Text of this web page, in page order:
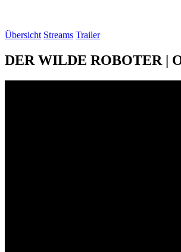
Übersicht Streams Trailer
DER WILDE ROBOTER |